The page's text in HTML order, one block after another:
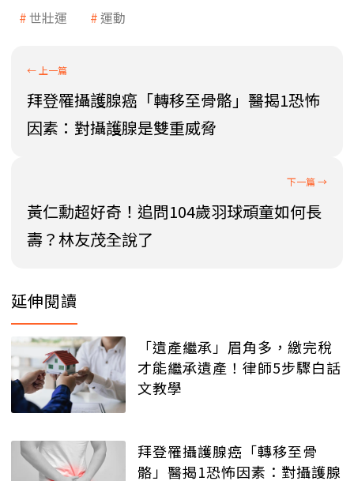
世壯運 運動
拜登罹攝護腺癌「轉移至骨骼」醫揭1恐怖
因素：對攝護腺是雙重威脅
黃仁勳超好奇！追問104歲羽球頑童如何長
壽？林友茂全說了
延伸閱讀
「遺產繼承」眉角多，繳完稅
才能繼承遺產！律師5步驟白話
文教學
拜登罹攝護腺癌「轉移至骨
骼」醫揭1恐怖因素：對攝護腺